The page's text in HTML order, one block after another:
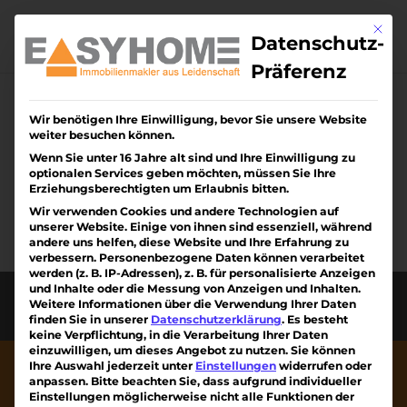
content
Keine Ergebnisse
gefunden
Die angefragte Seite konnte nicht gefunden
werden. Verfeinern Sie Ihre Suche oder
verwenden Sie die Navigation oben, um den
Beitrag zu finden.
Diese Webseite wurde erstellt von Kreativiteam
am Kaiserstuhl mit ❤
Mit
Datenschutz-
Präferenz
Wir benötigen Ihre Einwilligung, bevor Sie unsere Website
weiter besuchen können.
Wenn Sie unter 16 Jahre alt sind und Ihre Einwilligung zu
optionalen Services geben möchten, müssen Sie Ihre
Erziehungsberechtigten um Erlaubnis bitten.
Wir verwenden Cookies und andere Technologien auf
unserer Website. Einige von ihnen sind essenziell, während
andere uns helfen, diese Website und Ihre Erfahrung zu
verbessern. Personenbezogene Daten können verarbeitet
werden (z. B. IP-Adressen), z. B. für personalisierte Anzeigen
und Inhalte oder die Messung von Anzeigen und Inhalten.
Weitere Informationen über die Verwendung Ihrer Daten
finden Sie in unserer Datenschutzerklärung. Es besteht
keine Verpflichtung, in die Verarbeitung Ihrer Daten
einzuwilligen, um dieses Angebot zu nutzen. Sie können
Ihre Auswahl jederzeit unter Einstellungen widerrufen oder
anpassen. Bitte beachten Sie, dass aufgrund individueller
Einstellungen möglicherweise nicht alle Funktionen der